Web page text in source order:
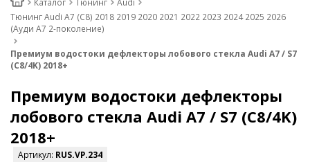
Каталог Тюнинг
Audi
Тюнинг Audi A7 (C8) 2018 2019 2020 2021 2022 2023 2024 2025 2026
(Ауди А7 2-поколение)
Премиум водостоки дефлекторы лобового стекла Audi A7 / S7
(C8/4K) 2018+
Премиум водостоки дефлекторы
лобового стекла Audi A7 / S7 (C8/4K)
2018+
Артикул: RUS.VP.234